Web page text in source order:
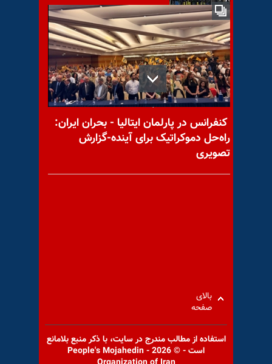
سال ۹۴سال اعتراضها و فریادها
گفتگوی امانوئل ماکرون با دونالد
ترامپ در رابطه با توافق آمریکا با
دونفر از اعدام شدگان هفته قبل
کنفرانس در پارلمان ایتالیا - بحران ایران:
راه‌حل دموکراتیک برای آینده-گزارش
تصویری
بالای
صفحه
استفاده از مطالب مندرج در سايت، با ذكر منبع بلامانع
است - © 2026 - People's Mojahedin